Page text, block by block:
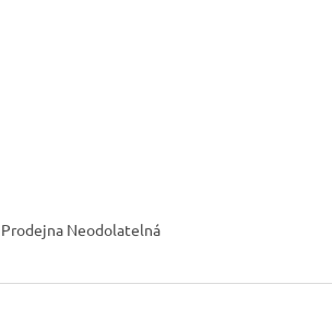
Prodejna Neodolatelná